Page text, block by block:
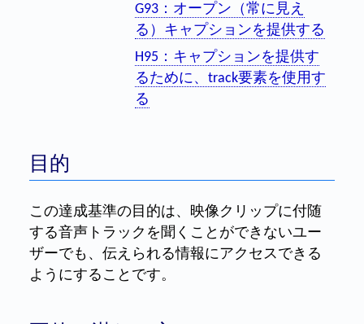
G93：オープン（常に見え
る）キャプションを提供する
H95：キャプションを提供す
るために、track要素を使用す
る
目的
この達成基準の目的は、映像クリップに付随
する音声トラックを聞くことができないユー
ザーでも、伝えられる情報にアクセスできる
ようにすることです。